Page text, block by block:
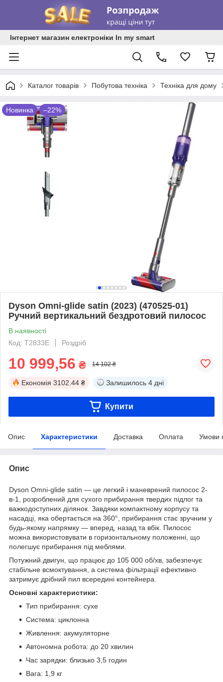
Інтернет магазин електроніки In my smart
Каталог товарів Побутова техніка Техніка для дому
Новинка –22%
Dyson Omni-glide satin (2023) (470525-01)
Ручний вертикальний бездротовий пилосос
В наявності
Код: T2833E
Роздріб
10 999,56 ₴ 14 102 ₴
Економія 3102.44 ₴ Залишилось 4 дні
Купити
Опис Характеристики Доставка Оплата Умови
Опис
Dyson Omni-glide satin — це легкий і маневрений пилосос 2-
в-1, розроблений для сухого прибирання твердих підлог та
важкодоступних ділянок. Завдяки компактному корпусу та
насадці, яка обертається на 360°, прибирання стає зручним у
будь-якому напрямку — вперед, назад та вбік. Пилосос
можна використовувати в горизонтальному положенні, що
полегшує прибирання під меблями.
Потужний двигун, що працює до 105 000 об/хв, забезпечує
стабільне всмоктування, а система фільтрації ефективно
затримує дрібний пил всередині контейнера.
Основні характеристики:
Тип прибирання: сухе
Система: циклонна
Живлення: акумуляторне
Автономна робота: до 20 хвилин
Час зарядки: близько 3,5 годин
Вага: 1,9 кг